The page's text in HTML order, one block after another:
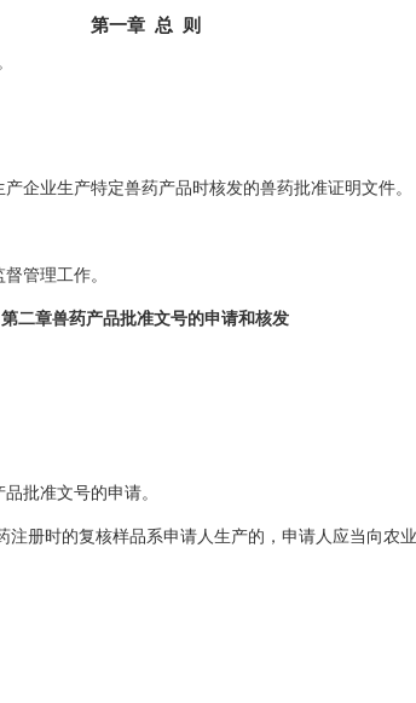
第一章 总 则
业生产特定兽药产品时核发的兽药批准证明文件。
管理工作。
第二章兽药产品批准文号的申请和核发
批准文号的申请。
册时的复核样品系申请人生产的，申请人应当向农